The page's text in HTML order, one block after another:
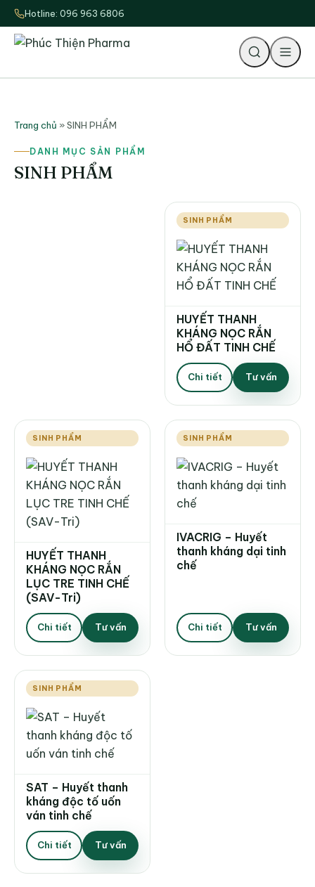
Hotline: 096 963 6806
Trang chủ »SINH PHẨM
DANH MỤC SẢN PHẨM
SINH PHẨM
SINH PHẨM
HUYẾT THANH
KHÁNG NỌC RẮN
HỔ ĐẤT TINH CHẾ
Chi tiết Tư vấn
SINH PHẨM
HUYẾT THANH
KHÁNG NỌC RẮN
LỤC TRE TINH CHẾ
(SAV-Tri)
Chi tiết Tư vấn
SINH PHẨM
IVACRIG – Huyết
thanh kháng dại tinh
chế
Chi tiết Tư vấn
SINH PHẨM
SAT – Huyết thanh
kháng độc tố uốn
ván tinh chế
Chi tiết Tư vấn